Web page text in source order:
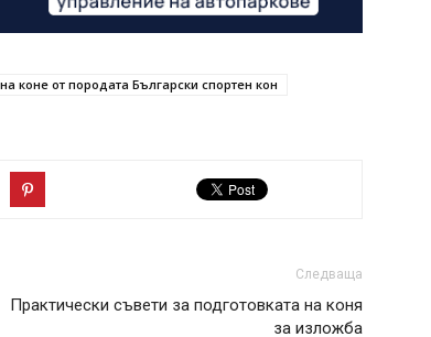
коне от породата Български спортен кон
Следваща
Практически съвети за подготовката на коня
за изложба